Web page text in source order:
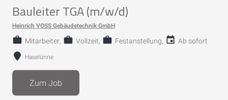
Bauleiter TGA (m/w/d)
Heinrich VOSS Gebäudetechnik GmbH
Mitarbeiter Vollzeit Festanstellung Ab sofort
Haselünne
Zum Job